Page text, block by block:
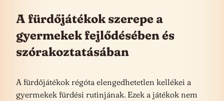
A fürdőjátékok szerepe a
gyermekek fejlődésében és
szórakoztatásában
A fürdőjátékok régóta elengedhetetlen kellékei a
gyermekek fürdési rutinjának. Ezek a játékok nem